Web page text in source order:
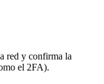
red y confirma la
el 2FA).